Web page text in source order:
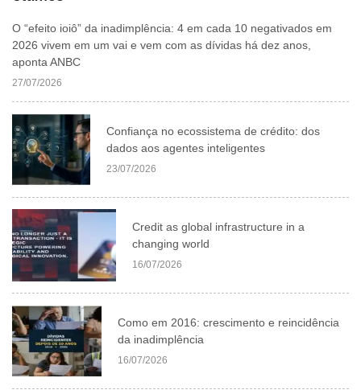
O “efeito ioiô” da inadimplência: 4 em cada 10 negativados em
2026 vivem em um vai e vem com as dívidas há dez anos,
aponta ANBC
27/07/2026
Confiança no ecossistema de crédito: dos
dados aos agentes inteligentes
23/07/2026
Credit as global infrastructure in a
changing world
16/07/2026
Como em 2016: crescimento e reincidência
da inadimplência
16/07/2026